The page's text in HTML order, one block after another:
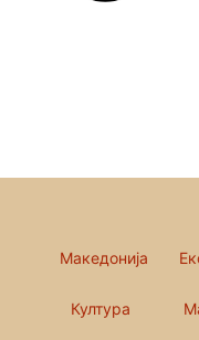
Македонија
Култура